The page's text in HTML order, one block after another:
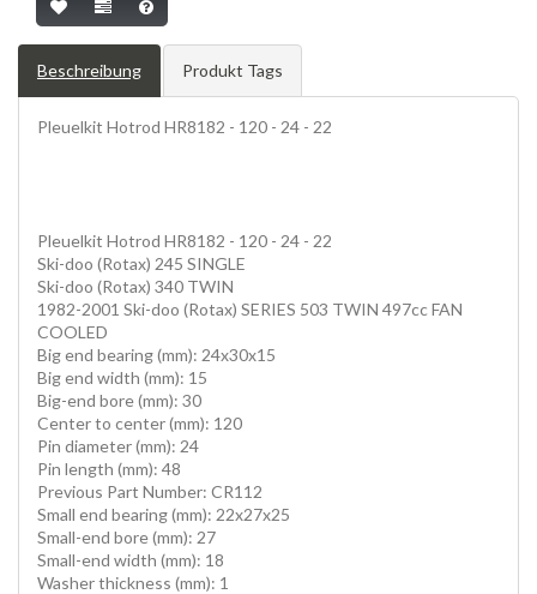
Beschreibung Produkt Tags
Pleuelkit Hotrod HR8182 - 120 - 24 - 22
Pleuelkit Hotrod HR8182 - 120 - 24 - 22
Ski-doo (Rotax) 245 SINGLE
Ski-doo (Rotax) 340 TWIN
1982-2001 Ski-doo (Rotax) SERIES 503 TWIN 497cc FAN
COOLED
Big end bearing (mm): 24x30x15
Big end width (mm): 15
Big-end bore (mm): 30
Center to center (mm): 120
Pin diameter (mm): 24
Pin length (mm): 48
Previous Part Number: CR112
Small end bearing (mm): 22x27x25
Small-end bore (mm): 27
Small-end width (mm): 18
Washer thickness (mm): 1